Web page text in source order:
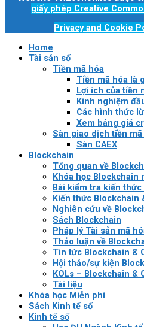
giấy phép Creative
Privacy and Cookie
Home
Tài sản số
Tiền mã hóa
Tiền mã hóa là
Lợi ích của tiền
Kinh nghiệm
Các hình thức
Xem bảng giá
Sàn giao dịch tiền
Sàn CAEX
Blockchain
Tổng quan về
Khóa học Blockchain
Bài kiểm tra kiến
Kiến thức Blockchain
Nghiên cứu về
Sách Blockchain
Pháp lý Tài sản mã
Thảo luận về
Tin tức Blockchain &
Hội thảo/sự kiện
KOLs – Blockchain &
Tài liệu
Khóa học Miễn phí
Sách Kinh tế số
Kinh tế số